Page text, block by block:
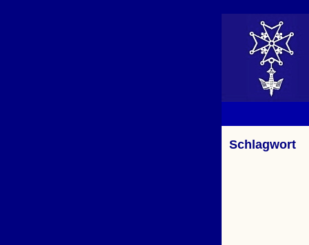
Schlagwort